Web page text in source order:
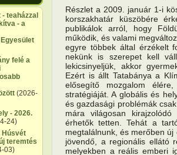
teaházzal
- a
felé a
(2026-
- 2026.
24)
Húsvét
teremtés
03)
Részlet a 2009. január 1-i
korszakhatár küszöbére
publikálok arról, hogy
működik, és valami
egyre többek által érzékelt
nekünk is szerepet kell
lekicsinyeljük, akkor
Ezért is állt Tatabánya a
elősegítő mozgalom
stratégiáját. A globális és
és gazdasági problémák
mára világosan kirajzolódó
érhetők tetten. Tehát a
megtalálnunk, és merőben
jövendő, a regionális ellátó
melyekben a reális emberi